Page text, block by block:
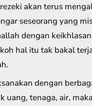
akan terus
seseorang yang
dengan
hal itu tak bakal
dengan
uang, tenaga, air,